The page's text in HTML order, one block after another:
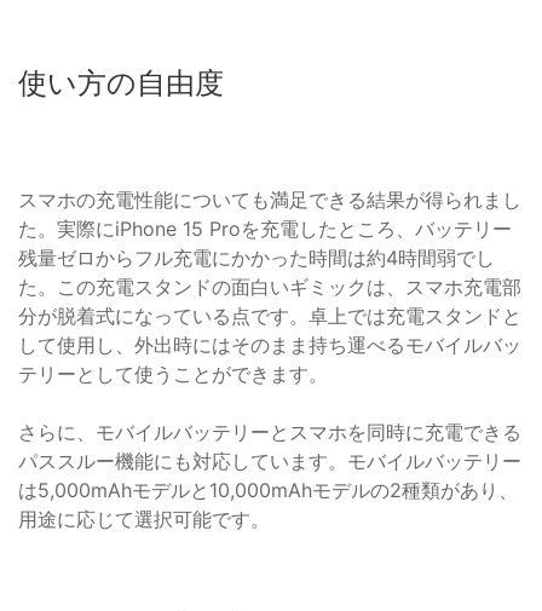
使い方の自由度
スマホの充電性能についても満足できる結果が得られまし
た。実際にiPhone 15 Proを充電したところ、バッテリー
残量ゼロからフル充電にかかった時間は約4時間弱でし
た。この充電スタンドの面白いギミックは、スマホ充電部
分が脱着式になっている点です。卓上では充電スタンドと
して使用し、外出時にはそのまま持ち運べるモバイルバッ
テリーとして使うことができます。
さらに、モバイルバッテリーとスマホを同時に充電できる
パススルー機能にも対応しています。モバイルバッテリー
は5,000mAhモデルと10,000mAhモデルの2種類があり、
用途に応じて選択可能です。